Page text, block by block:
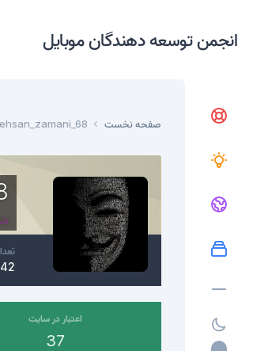
انجمن توسعه دهندگان موبایل
صفحه نخست ehsan_zamani_68
اعتبار در سایت
37